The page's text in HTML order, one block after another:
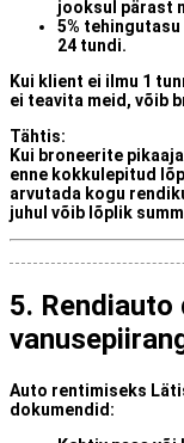
jooksul pärast
5% tehingutasu
24 tundi.
Kui klient ei ilmu 1
ei teavita meid, võib
Tähtis:
Kui broneerite
enne kokkulepitud
arvutada kogu
juhul võib lõplik
5.
Auto rentimiseks
dokumendid: